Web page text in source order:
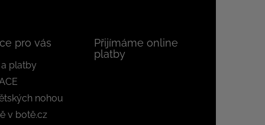
pro vás
platby
nohou
v botě.cz
Přijímáme online
platby